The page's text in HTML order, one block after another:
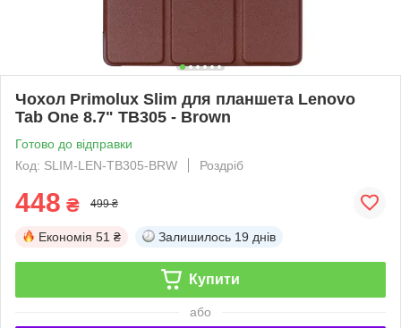
Чохол Primolux Slim для планшета Lenovo
Tab One 8.7" TB305 - Brown
Готово до відправки
Код: SLIM-LEN-TB305-BRW
Роздріб
448 ₴ 499 ₴
Економія 51 ₴ Залишилось 19 днів
Купити
або